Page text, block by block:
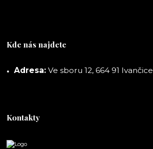
Kde nás najdete
Adresa: Ve sboru 12, 664 91 Ivančice
Kontakty